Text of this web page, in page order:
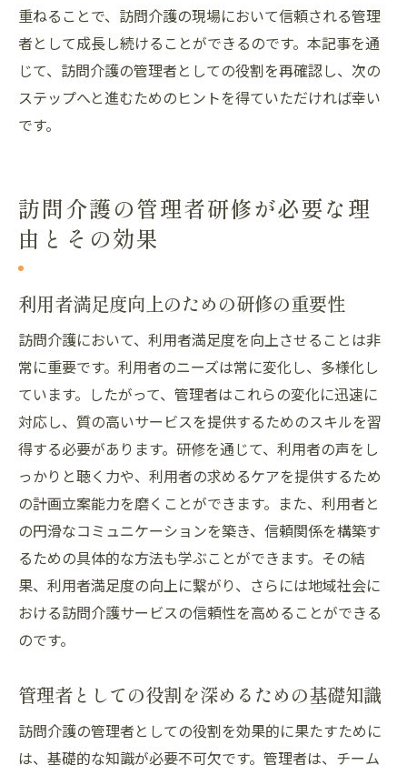
重ねることで、訪問介護の現場において信頼される管理
者として成長し続けることができるのです。本記事を通
じて、訪問介護の管理者としての役割を再確認し、次の
ステップへと進むためのヒントを得ていただければ幸い
です。
訪問介護の管理者研修が必要な理
由とその効果
利用者満足度向上のための研修の重要性
訪問介護において、利用者満足度を向上させることは非
常に重要です。利用者のニーズは常に変化し、多様化し
ています。したがって、管理者はこれらの変化に迅速に
対応し、質の高いサービスを提供するためのスキルを習
得する必要があります。研修を通じて、利用者の声をし
っかりと聴く力や、利用者の求めるケアを提供するため
の計画立案能力を磨くことができます。また、利用者と
の円滑なコミュニケーションを築き、信頼関係を構築す
るための具体的な方法も学ぶことができます。その結
果、利用者満足度の向上に繋がり、さらには地域社会に
おける訪問介護サービスの信頼性を高めることができる
のです。
管理者としての役割を深めるための基礎知識
訪問介護の管理者としての役割を効果的に果たすために
は、基礎的な知識が必要不可欠です。管理者は、チーム